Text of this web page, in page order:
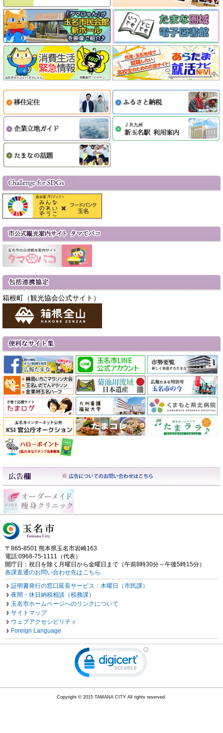
箱根町（観光協会公式サイト）
〒865-8501 熊本県玉名市岩崎163
電話:0968-75-1111（代表）
開庁日：祝日を除く月曜日から金曜日まで（午前8時30分～午後5時15分）
各課直通のお問い合わせ先はこちら
証明書発行の窓口延長サービス：木曜日（市民課）
夜間・休日納税相談（税務課）
玉名市ホームページへのリンクについて
サイトマップ
ウェブアクセシビリティ
Foreign Language
Copyright © 2015 TAMANA CITY All rights reserved.